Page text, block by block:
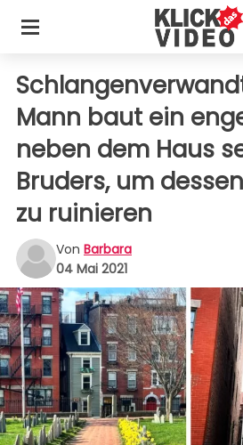
Mann baut ein
neben dem Haus
Bruders, um
zu ruinieren
Von Barbara
04 Mai 2021